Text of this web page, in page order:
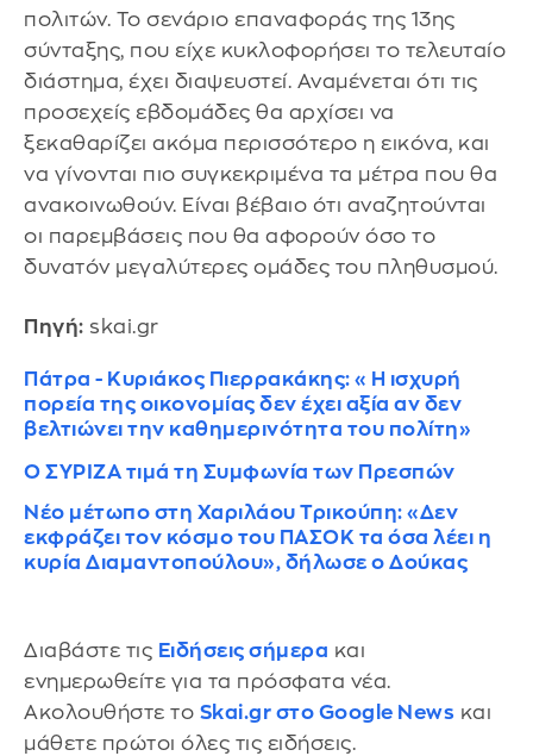
πολιτών. Το σενάριο επαναφοράς της 13ης
σύνταξης, που είχε κυκλοφορήσει το τελευταίο
διάστημα, έχει διαψευστεί. Αναμένεται ότι τις
προσεχείς εβδομάδες θα αρχίσει να
ξεκαθαρίζει ακόμα περισσότερο η εικόνα, και
να γίνονται πιο συγκεκριμένα τα μέτρα που θα
ανακοινωθούν. Είναι βέβαιο ότι αναζητούνται
οι παρεμβάσεις που θα αφορούν όσο το
δυνατόν μεγαλύτερες ομάδες του πληθυσμού.
Πηγή: skai.gr
Πάτρα - Κυριάκος Πιερρακάκης: «Η ισχυρή
πορεία της οικονομίας δεν έχει αξία αν δεν
βελτιώνει την καθημερινότητα του πολίτη»
Ο ΣΥΡΙΖΑ τιμά τη Συμφωνία των Πρεσπών
Νέο μέτωπο στη Χαριλάου Τρικούπη: «Δεν
εκφράζει τον κόσμο του ΠΑΣΟΚ τα όσα λέει η
κυρία Διαμαντοπούλου», δήλωσε ο Δούκας
Διαβάστε τις Ειδήσεις σήμερα και
ενημερωθείτε για τα πρόσφατα νέα.
Ακολουθήστε το Skai.gr στο Google News και
μάθετε πρώτοι όλες τις ειδήσεις.